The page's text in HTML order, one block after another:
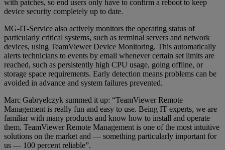
with patches, so end users only have to confirm a reboot to keep
device security completely up to date.
MG-IT-Service also actively monitors the operating status of
particularly critical systems, such as terminal servers and network
devices, using TeamViewer Device Monitoring. This automatically
alerts technicians to events by email whenever certain set limits are
reached, such as persistently high CPU usage, going offline, or
storage space requirements. Early detection means problems can be
avoided in advance and system failures prevented.
Marc Gabryelczyk summed it up: “TeamViewer Remote
Management is really fun and easy to use. Being IT experts, we are
familiar with many products and know how to install and operate
them. TeamViewer Remote Management is one of the most intuitive
solutions on the market and — something particularly important for
us — 100 percent reliable”.